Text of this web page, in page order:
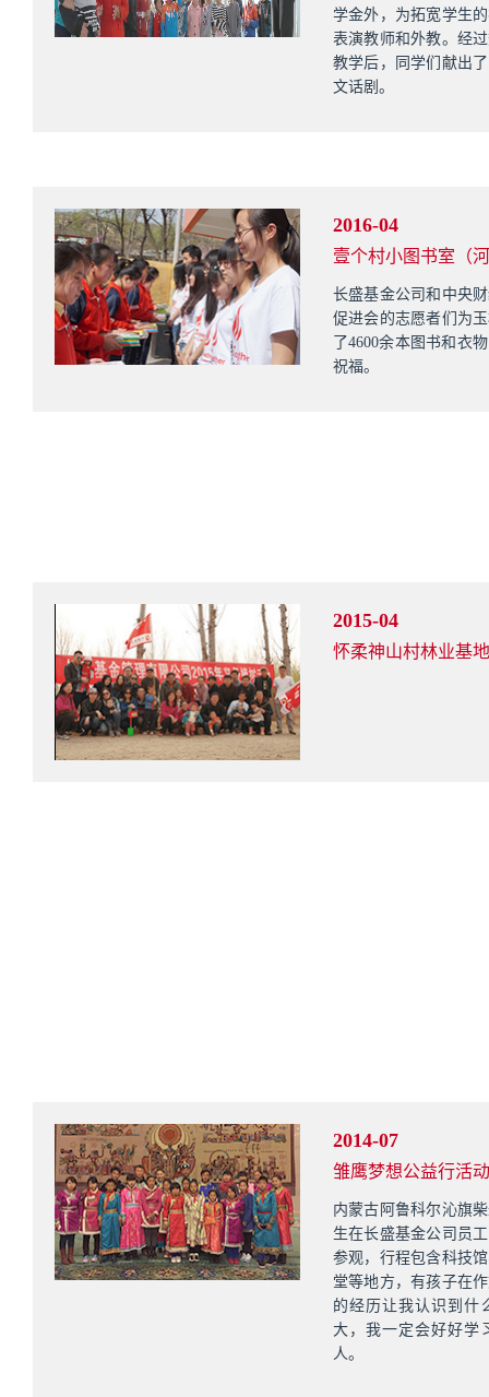
学金外，为拓宽学生
表演教师和外教。经
教学后，同学们献出
文话剧。
2016-04
壹个村小图书室（
长盛基金公司和中央
促进会的志愿者们为
了4600余本图书和衣
祝福。
2015-04
怀柔神山村林业基
2014-07
雏鹰梦想公益行活
内蒙古阿鲁科尔沁旗
生在长盛基金公司员
参观，行程包含科技
堂等地方，有孩子在
的经历让我认识到什
大，我一定会好好学
人。